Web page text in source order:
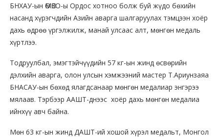
БНХАУ-ын ӨМӨЗО-ы Ордос хотноо болж буй жүдо бөхийн
насанд хүрэгчдийн Азийн аварга шалгаруулах тэмцээн хоёр
дахь өдрөө үргэлжилж, манай улсаас алт, мөнгөн медаль
хүртлээ.
Тодруулбал, эмэгтэйчүүдийн 57 кг-ын жинд өсвөрийн
дэлхийн аварга, олон улсын хэмжээний мастер Т.Ариунзаяа
БНАСАУ-ын бөхөд ялагдсанаар мөнгөн медалиар энгэрээ
мялаав. Тэрбээр ААШТ-днээс хоёр дахь мөнгөн медалиа
ийнхүү авч байна.
Мөн 63 кг-ын жинд ДАШТ-ий хошой хүрэл медальт, Монгол